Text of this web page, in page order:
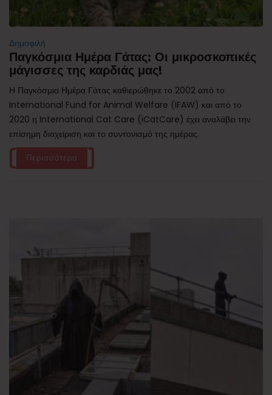
Δημοφιλή
Παγκόσμια Ημέρα Γάτας: Οι μικροσκοπικές
μάγισσες της καρδιάς μας!
Η Παγκόσμια Ημέρα Γάτας καθιερώθηκε το 2002 από το
International Fund for Animal Welfare (IFAW) και από το
2020 η International Cat Care (iCatCare) έχει αναλάβει την
επίσημη διαχείριση και το συντονισμό της ημέρας.
Περισσότερα